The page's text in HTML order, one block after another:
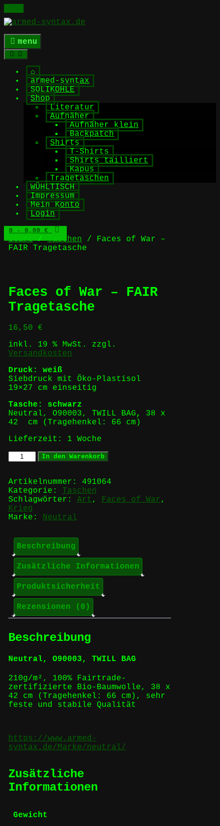
Skip
to
content
menu
⌂
armed-syntax
SOLIKOHLE
Shop
Literatur
Aufnäher
Aufnäher klein
Backpatch
Shirts
T-Shirts
Shirts tailliert
Kapus
Tragetaschen
WÜHLTISCH
Impressum
Mein Konto
Login
0 - 0,00 €
Start/Taschen / Faces of War –
FAIR Tragetasche
Faces of War – FAIR
Tragetasche
16,50 €
inkl. 19 % MwSt.
zzgl.
Versandkosten
Druck: weiß
Siebdruck mit Öko-Plastisol
19×27 cm einseitig
Tasche: schwarz
Neutral, O90003, TWILL BAG, 38 x
42 cm (Tragehenkel: 66 cm)
Lieferzeit: 1 Woche
Faces
of
-
FAIR
Tragetasche
Menge
In den Warenkorb
Artikelnummer: 491064
Kategorie: Taschen
Schlagwörter: Art , Faces of War ,
Krieg
Marke: Neutral
Beschreibung
Zusätzliche Informationen
Produktsicherheit
Rezensionen (0)
Beschreibung
Neutral, O90003, TWILL BAG
210g/m², 100% Fairtrade-
zertifizierte Bio-Baumwolle, 38 x
42 cm (Tragehenkel: 66 cm), sehr
feste und stabile Qualität
https://www.armed-
syntax.de/Marke/neutral/
Zusätzliche
Informationen
Gewicht